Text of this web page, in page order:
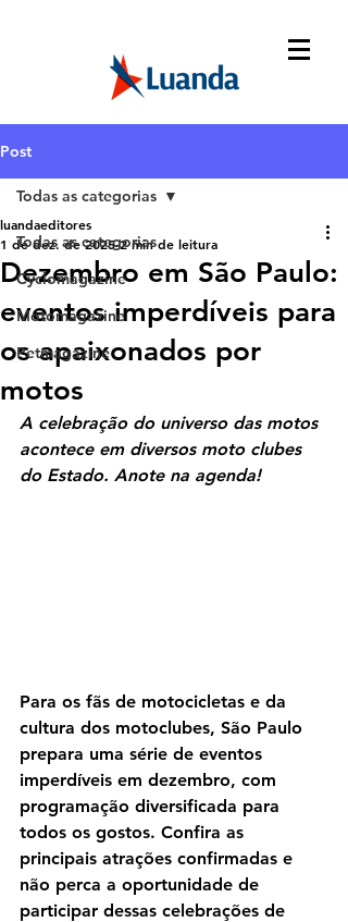
Post
Todas as categorias
Cyclomagazine
Motomagazine
Petmagazine
Todas as categorias
Dezembro em São Paulo:
eventos imperdíveis para
os apaixonados por
motos
luandaeditores
1 de dez. de 2025 2 min de leitura
A celebração do universo das motos
acontece em diversos moto clubes
do Estado. Anote na agenda!
Para os fãs de motocicletas e da
cultura dos motoclubes, São Paulo
prepara uma série de eventos
imperdíveis em dezembro, com
programação diversificada para
todos os gostos. Confira as
principais atrações confirmadas e
não perca a oportunidade de
participar dessas celebrações de